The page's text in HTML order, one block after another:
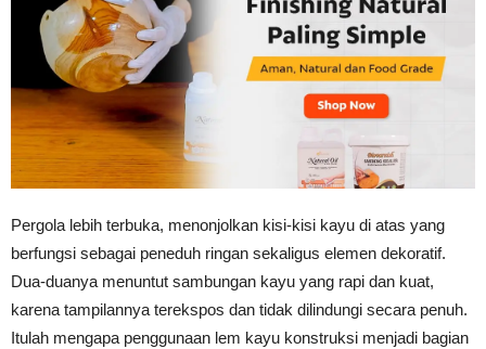
Pergola lebih terbuka, menonjolkan kisi-kisi kayu di atas yang
berfungsi sebagai peneduh ringan sekaligus elemen dekoratif.
Dua-duanya menuntut sambungan kayu yang rapi dan kuat,
karena tampilannya terekspos dan tidak dilindungi secara penuh.
Itulah mengapa penggunaan lem kayu konstruksi menjadi bagian